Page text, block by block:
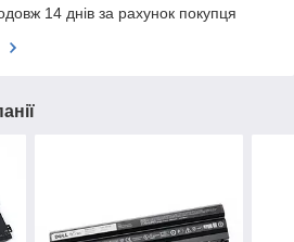
14 днів за рахунок покупця